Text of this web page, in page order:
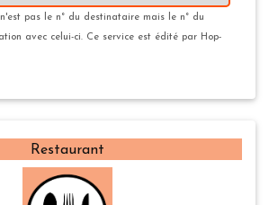
pas le n° du destinataire mais le n° du
avec celui-ci. Ce service est édité par Hop-
Restaurant